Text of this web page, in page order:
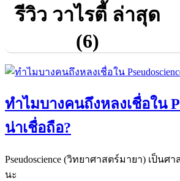
รีวิว วาไรตี้ ล่าสุด
(6)
ทำไมบางคนถึงหลงเชื่อใน
น่าเชื่อถือ?
Pseudoscience (วิทยาศาสตร์มายา) เป็
นะ